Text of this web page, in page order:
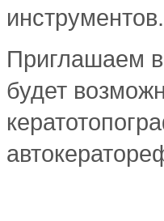
инструментов.
Приглашаем
будет